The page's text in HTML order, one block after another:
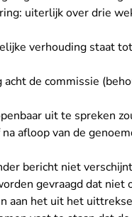
uiterlijk over drie
verhouding staat
de commissie
uit te spreken
afloop van de
bericht niet
gevraagd dat niet
aan het uit het